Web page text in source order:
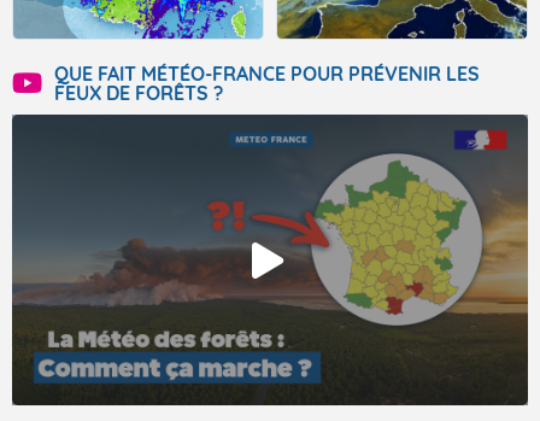
QUE FAIT MÉTÉO-FRANCE POUR PRÉVENIR LES
FEUX DE FORÊTS ?